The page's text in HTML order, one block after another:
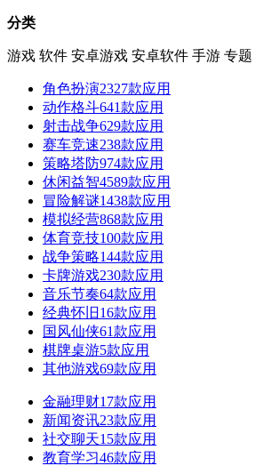
分类
游戏 软件 安卓游戏 安卓软件 手游 专题
角色扮演2327款应用
动作格斗641款应用
射击战争629款应用
赛车竞速238款应用
策略塔防974款应用
休闲益智4589款应用
冒险解谜1438款应用
模拟经营868款应用
体育竞技100款应用
战争策略144款应用
卡牌游戏230款应用
音乐节奏64款应用
经典怀旧 16款应用
国风仙侠61款应用
棋牌桌游5款应用
其他游戏69款应用
金融理财17款应用
新闻资讯23款应用
社交聊天15款应用
教育学习46款应用